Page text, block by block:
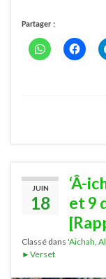
Partager :
JUIN
18
‘Â-
et 9
Classé dans 'Aichah,
►Verset